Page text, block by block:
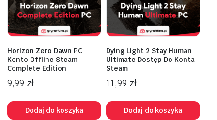
Horizon Zero Dawn PC
Konto Offline Steam
Complete Edition
9,99 zł
Dodaj do koszyka
Dying Light 2 Stay Human
Ultimate Dostęp Do Konta
Steam
11,99 zł
Dodaj do koszyka